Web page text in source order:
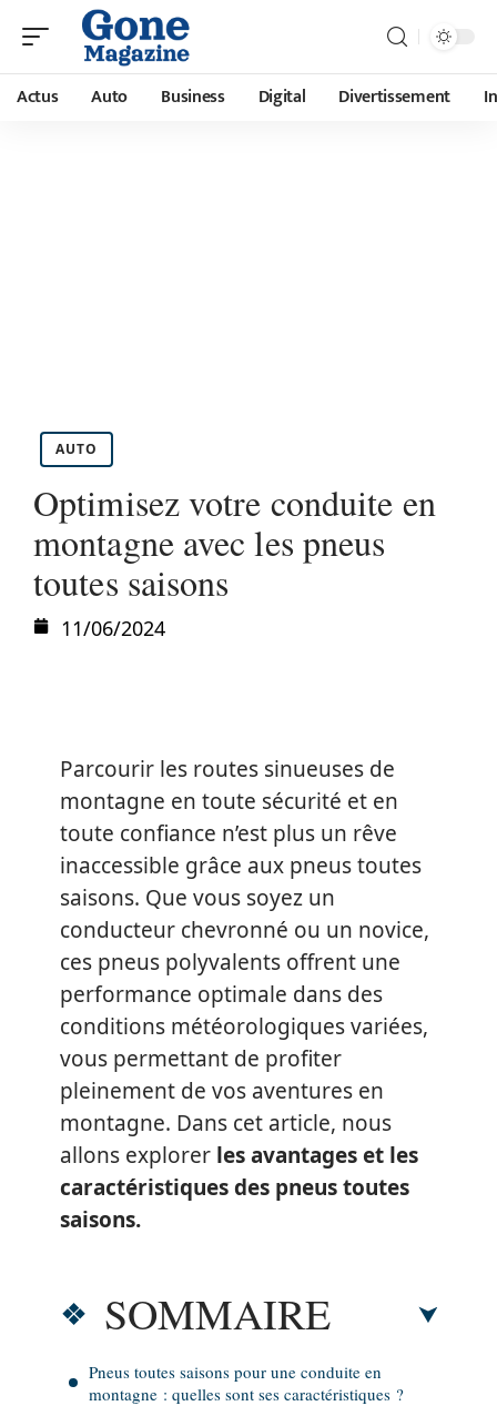
Actus Auto Business Digital Divertissement
AUTO
Optimisez votre conduite en
montagne avec les pneus
toutes saisons
11/06/2024
Parcourir les routes sinueuses de
montagne en toute sécurité et en
toute confiance n’est plus un rêve
inaccessible grâce aux pneus toutes
saisons. Que vous soyez un
conducteur chevronné ou un novice,
ces pneus polyvalents offrent une
performance optimale dans des
conditions météorologiques variées,
vous permettant de profiter
pleinement de vos aventures en
montagne. Dans cet article, nous
allons explorer les avantages et les
caractéristiques des pneus toutes
saisons.
SOMMAIRE
Pneus toutes saisons pour une conduite en
montagne : quelles sont ses caractéristiques ?